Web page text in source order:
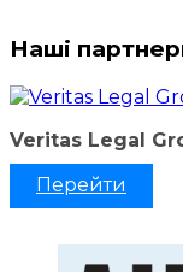
Наші
Veritas Legal
Перейти